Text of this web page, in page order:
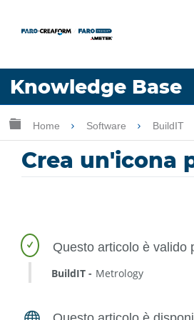
Knowledge Base
Lingua
Ingrandisci/riduci
Home Software BuildIT
Crea un'icona
BuildIT Metrology